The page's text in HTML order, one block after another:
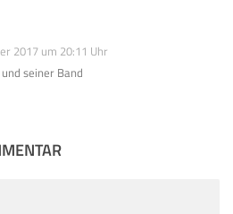
2017 um 20:11 Uhr
seiner Band